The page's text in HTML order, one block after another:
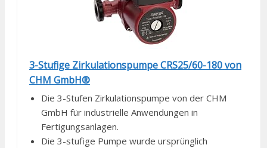
3-Stufige Zirkulationspumpe CRS25/60-180 von
CHM GmbH®
Die 3-Stufen Zirkulationspumpe von der CHM
GmbH für industrielle Anwendungen in
Fertigungsanlagen.
Die 3-stufige Pumpe wurde ursprünglich